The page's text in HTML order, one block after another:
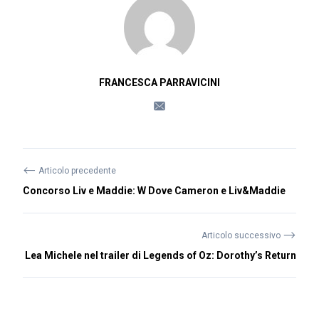
FRANCESCA PARRAVICINI
⟵ Articolo precedente
Concorso Liv e Maddie: W Dove Cameron e Liv&Maddie
Articolo successivo ⟶
Lea Michele nel trailer di Legends of Oz: Dorothy’s Return